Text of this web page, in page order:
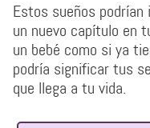
Estos sueños
un nuevo capítulo en
un bebé como si ya
podría significar tus
que llega a tu vida.